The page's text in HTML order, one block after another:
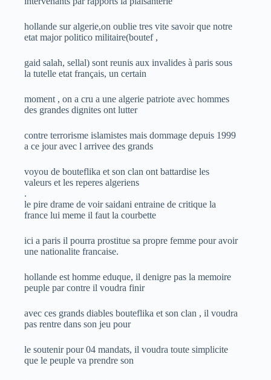
hollande sur algerie,on oublie tres vite savoir que notre
etat major politico militaire(boutef ,
gaid salah, sellal) sont reunis aux invalides à paris sous
la tutelle etat français, un certain
moment , on a cru a une algerie patriote avec hommes
des grandes dignites ont lutter
contre terrorisme islamistes mais dommage depuis 1999
a ce jour avec l arrivee des grands
voyou de bouteflika et son clan ont battardise les
valeurs et les reperes algeriens
.
le pire drame de voir saidani entraine de critique la
france lui meme il faut la courbette
ici a paris il pourra prostitue sa propre femme pour avoir
une nationalite francaise.
hollande est homme eduque, il denigre pas la memoire
peuple par contre il voudra finir
avec ces grands diables bouteflika et son clan , il voudra
pas rentre dans son jeu pour
le soutenir pour 04 mandats, il voudra toute simplicite
que le peuple va prendre son